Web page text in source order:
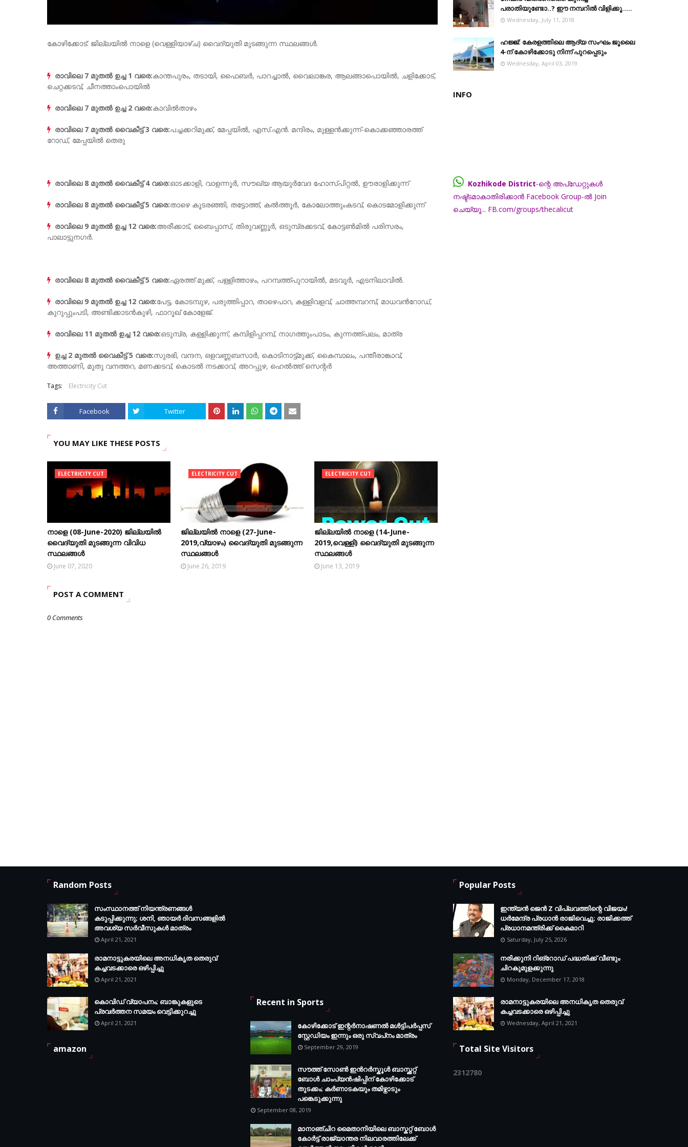
കോഴിക്കോട്: ജില്ലയിൽ നാളെ (വെള്ളിയാഴ്ച) വൈദ്യുതി മുടങ്ങുന്ന സ്ഥലങ്ങൾ.
രാവിലെ 7 മുതൽ ഉച്ച 1 വരെ:കാന്തപുരം, തടായി, ഫൈബർ, പാറച്ചാൽ, വൈലാങ്കര, ആലങ്ങാപൊയിൽ, ചളിക്കോട്,
ചെറ്റക്കടവ്, ചീനത്താംപൊയിൽ
രാവിലെ 7 മുതൽ ഉച്ച 2 വരെ:കാവിൽതാഴം
രാവിലെ 7 മുതൽ വൈകീട്ട് 3 വരെ:പച്ചക്കറിമുക്ക്, മേപ്പയിൽ, എസ്.എൻ. മന്ദിരം, മുള്ളൻക്കുന്ന്-കൊക്കഞ്ഞാരത്ത്
റോഡ്, മേപ്പയിൽ തെരു
രാവിലെ 8 മുതൽ വൈകീട്ട് 4 വരെ:ഓsക്കാളി, വാളന്നൂർ, സൗഖ്യ ആയുർവേദ ഹോസ്പിറ്റൽ, ഊരാളിക്കുന്ന്
രാവിലെ 8 മുതൽ വൈകീട്ട് 5 വരെ:താഴെ കൂടരഞ്ഞി, തട്ടോത്ത്, കൽത്തൂർ, കോലോത്തുംകടവ്, കൊടമോളിക്കുന്ന്
രാവിലെ 9 മുതൽ ഉച്ച 12 വരെ:അരീക്കാട്, ബൈപ്പാസ്, തിരുവണ്ണൂർ, ഒടുമ്പ്രക്കടവ്, കോട്ടൺമിൽ പരിസരം,
പാലാട്ടുനഗർ.
രാവിലെ 8 മുതൽ വൈകീട്ട് 5 വരെ:ഏരത്ത് മുക്ക്, പള്ളിത്താഴം, പറമ്പത്ത്പുറായിൽ, മടവൂർ, എടനിലാവിൽ.
രാവിലെ 9 മുതൽ ഉച്ച 12 വരെ:പേട്ട, കോടമ്പുഴ, പരുത്തിപ്പാറ, താഴെപാറ, കള്ളിവളവ്, ചാത്തമ്പറമ്പ്, മാധവൻറോഡ്,
കുറുപ്പുംപടി, അണ്ടിക്കാടൻകുഴി, ഫാറൂഖ്‌ കോളേജ്.
രാവിലെ 11 മുതൽ ഉച്ച 12 വരെ:ഒടുമ്പ്ര, കള്ളിക്കുന്ന്, കമ്പിളിപ്പറമ്പ്, നാഗത്തുംപാടം, കുന്നത്ത്പലം, മാത്ര
ഉച്ച 2 മുതൽ വൈകീട്ട് 5 വരെ:സുരഭി, വന്ദന, ഒളവണ്ണബസാർ, കൊടിനാട്ട്മുക്ക്, കൈമ്പാലം, പന്തീരാങ്കാവ്,
അത്താണി, മുതു വനത്തറ, മണക്കടവ്, കൊടൽ നടക്കാവ്, അറപ്പുഴ, ഹെൽത്ത് സെന്റർ
Tags: Electricity Cut
Facebook Twitter
YOU MAY LIKE THESE POSTS
ELECTRICITY CUT
നാളെ (08-June-2020) ജില്ലയിൽ
വൈദ്യുതി മുടങ്ങുന്ന വിവിധ
സ്ഥലങ്ങൾ
June 07, 2020
ELECTRICITY CUT
ജില്ലയിൽ നാളെ (27-June-
2019,വ്യാഴം) വൈദ്യുതി മുടങ്ങുന്ന
സ്ഥലങ്ങൾ
June 26, 2019
ELECTRICITY CUT
ജില്ലയിൽ നാളെ (14-June-
2019,വെള്ളി) വൈദ്യുതി മുടങ്ങുന്ന
സ്ഥലങ്ങൾ
June 13, 2019
POST A COMMENT
0 Comments
പരാതിയുണ്ടോ..? ഈ നമ്പറില്‍ വിളിക്കൂ.....
Wednesday, July 11, 2018
ഹജ്ജ്: കേരളത്തിലെ ആദ്യ സംഘം ജൂലൈ
4-ന് കോഴിക്കോടു നിന്ന് പുറപ്പെടും
Wednesday, April 03, 2019
INFO
Kozhikode District-ന്റെ അപ്ഡേറ്റുകൾ
നഷ്ട്ടമാകാതിരിക്കാൻ Facebook Group-ൽ Join
Random Posts
സംസ്ഥാനത്ത് നിയന്ത്രണങ്ങള്‍
കടുപ്പിക്കുന്നു; ശനി, ഞായര്‍ ദിവസങ്ങളില്‍
അവശ്യ സര്‍വീസുകള്‍ മാത്രം
April 21, 2021
രാമനാട്ടുകരയിലെ അനധികൃത തെരുവ്
കച്ചവടക്കാരെ ഒഴിപ്പിച്ചു
April 21, 2021
കൊവിഡ് വ്യാപനം; ബാങ്കുകളുടെ
പ്രവർത്തന സമയം വെട്ടിക്കുറച്ചു
April 21, 2021
amazon
Recent in Sports
കോഴിക്കോട് ഇന്റര്‍നാഷണല്‍ മള്‍ട്ടിപര്‍പ്പസ്
സ്റ്റേഡിയം ഇന്നും ഒരു സ്വപ്‌നം മാത്രം
September 29, 2019
സൗത്ത് സോണ്‍ ഇന്‍റര്‍സ്കൂള്‍ ബാസ്ക്കറ്റ്
ബോൾ ചാംപ്യന്‍ഷിപ്പിന് കോഴിക്കോട്
തുടക്കം; കർണാടകയും തമിഴ്നാടും
പങ്കെടുക്കുന്നു
September 08, 2019
മാനാഞ്ചിറ മൈതാനിയിലെ ബാസ്കറ്റ് ബോള്‍
കോര്‍ട്ട് രാജ്യാന്തര നിലവാരത്തിലേക്ക്
Popular Posts
ഇന്ത്യൻ ജെൻ Z വിപ്ലവത്തിന്റെ വിജയം!
ധർമേന്ദ്ര പ്രധാൻ രാജിവെച്ചു; രാജിക്കത്ത്
പ്രധാനമന്ത്രിക്ക് കൈമാറി
Saturday, July 25, 2026
നരിക്കുനി റിങ്റോഡ് പദ്ധതിക്ക് വീണ്ടും
ചിറകുമുളക്കുന്നു
Monday, December 17, 2018
രാമനാട്ടുകരയിലെ അനധികൃത തെരുവ്
കച്ചവടക്കാരെ ഒഴിപ്പിച്ചു
Wednesday, April 21, 2021
Total Site Visitors
2312780